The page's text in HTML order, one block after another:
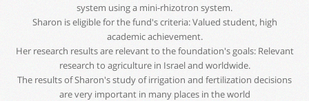
system using a mini-rhizotron system.
Sharon is eligible for the fund's criteria: Valued student, high
academic achievement.
Her research results are relevant to the foundation's goals: Relevant
research to agriculture in Israel and worldwide.
The results of Sharon's study of irrigation and fertilization decisions
are very important in many places in the world